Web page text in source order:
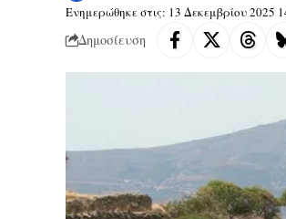
Ενημερώθηκε στις: 13 Δεκεμβρίου 2025
Δημοσίευση